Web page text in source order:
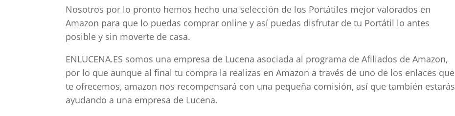
Nosotros por lo pronto hemos hecho una selección de los Portátiles mejor valorados en
Amazon para que lo puedas comprar online y así puedas disfrutar de tu Portátil lo antes
posible y sin moverte de casa.
ENLUCENA.ES somos una empresa de Lucena asociada al programa de Afiliados de Amazon,
por lo que aunque al final tu compra la realizas en Amazon a través de uno de los enlaces que
te ofrecemos, amazon nos recompensará con una pequeña comisión, así que también estarás
ayudando a una empresa de Lucena.